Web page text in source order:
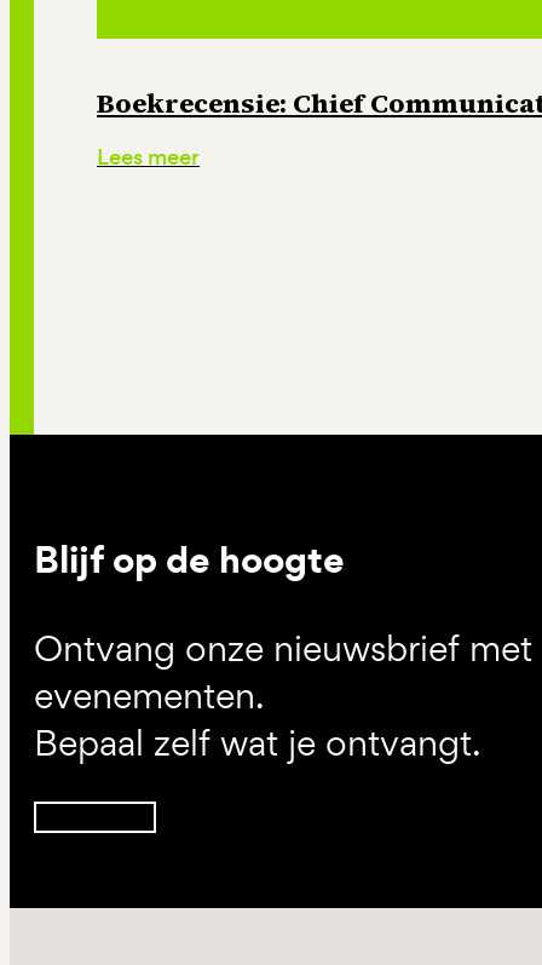
Boekrecensie: Chief
Lees meer
Blijf op de hoogte
Ontvang onze nieuwsbrief
evenementen.
Bepaal zelf wat je ontvangt.